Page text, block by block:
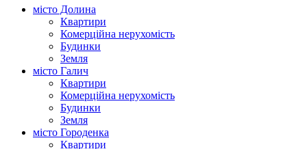
місто Долина
Квартири
Комерційна нерухомість
Будинки
Земля
місто Галич
Квартири
Комерційна нерухомість
Будинки
Земля
місто Городенка
Квартири